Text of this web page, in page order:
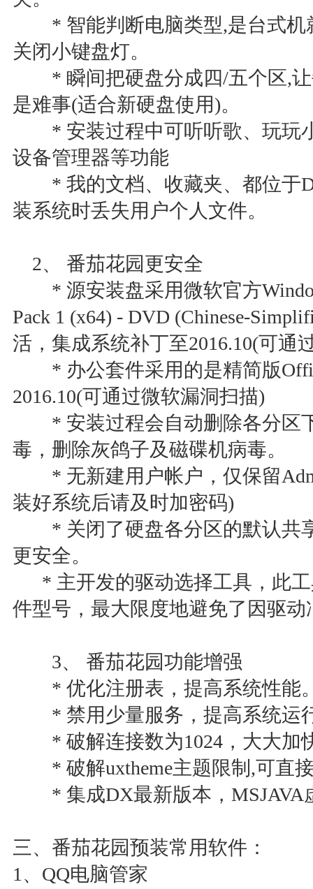
* 智能判断电脑类型,是台式机
关闭小键盘灯。
* 瞬间把硬盘分成四/五个区,让
是难事(适合新硬盘使用)。
* 安装过程中可听听歌、玩玩
设备管理器等功能
* 我的文档、收藏夹、都位于D
装系统时丢失用户个人文件。
2、 番茄花园更安全
* 源安装盘采用微软官方
Pack 1 (x64) - DVD (Chinese-
活，集成系统补丁至2016.10(可通
* 办公套件采用的是精简版
2016.10(可通过微软漏洞扫描)
* 安装过程会自动删除各分区
毒，删除灰鸽子及磁碟机病毒。
* 无新建用户帐户，仅保留
装好系统后请及时加密码)
* 关闭了硬盘各分区的默认共
更安全。
* 主开发的驱动选择工具，此工
件型号，最大限度地避免了因驱
3、 番茄花园功能增强
* 优化注册表，提高系统性能
* 禁用少量服务，提高系统运
* 破解连接数为1024，大大加
* 破解uxtheme主题限制,可直
* 集成DX最新版本，MSJAVA
三、番茄花园预装常用软件：
1、QQ电脑管家